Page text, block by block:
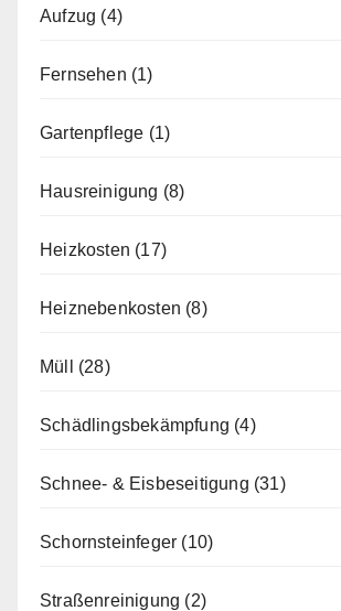
Aufzug (4)
Fernsehen (1)
Gartenpflege (1)
Hausreinigung (8)
Heizkosten (17)
Heiznebenkosten (8)
Müll (28)
Schädlingsbekämpfung (4)
Schnee- & Eisbeseitigung (31)
Schornsteinfeger (10)
Straßenreinigung (2)